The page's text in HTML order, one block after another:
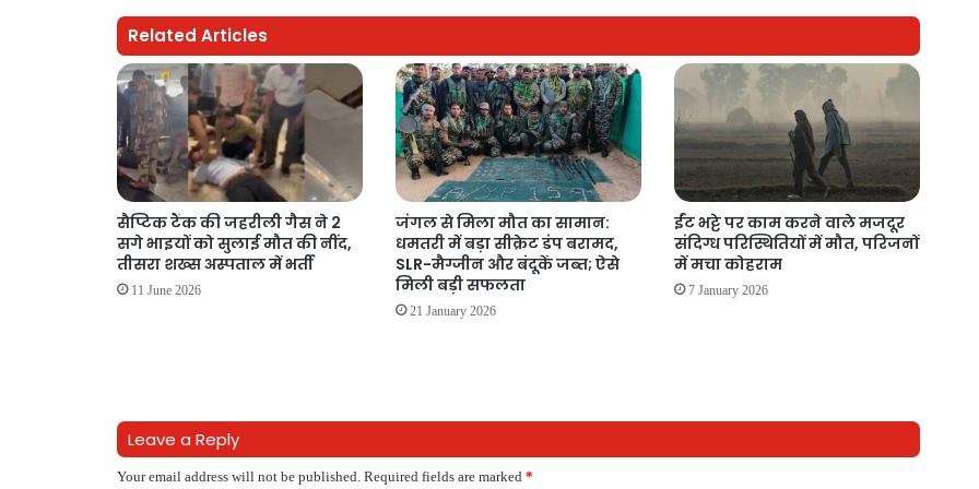
Related Articles
सैप्टिक टैंक की जहरीली गैस ने 2
सगे भाइयों को सुलाई मौत की नींद,
तीसरा शख्स अस्पताल में भर्ती
11 June 2026
जंगल से मिला मौत का सामान:
धमतरी में बड़ा सीक्रेट डंप बरामद,
SLR-मैग्जीन और बंदूकें जब्त; ऐसे
मिली बड़ी सफलता
21 January 2026
ईंट भट्टे पर काम करने वाले मजदूर
संदिग्ध परिस्थितियों में मौत, परिजनों
में मचा कोहराम
7 January 2026
Leave a Reply
Your email address will not be published. Required fields are marked *